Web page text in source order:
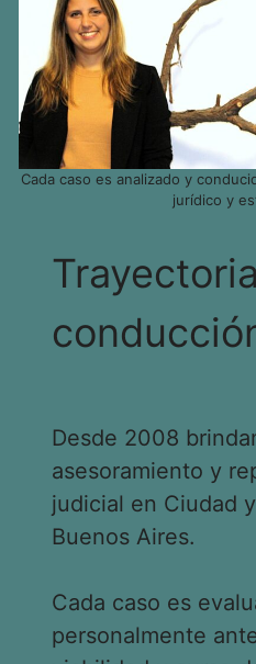
Cada caso es analizado y
jurídico y
Desde 2008
asesoramiento y
judicial en Ciudad
Buenos Aires.
Cada caso es
personalmente